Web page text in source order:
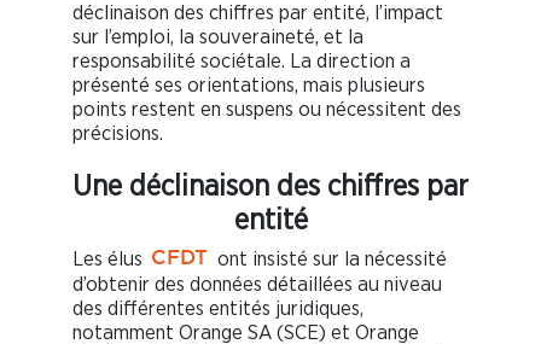
déclinaison des chiffres par entité, l’impact
sur l’emploi, la souveraineté, et la
responsabilité sociétale. La direction a
présenté ses orientations, mais plusieurs
points restent en suspens ou nécessitent des
précisions.
Une déclinaison des chiffres par
entité
Les élus CFDT
ont insisté sur la nécessité
d’obtenir des données détaillées au niveau
des différentes entités juridiques,
notamment Orange SA (SCE) et Orange